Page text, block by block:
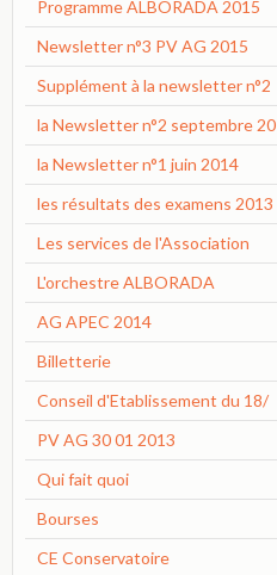
Programme ALBORADA 2015
Newsletter n°3 PV AG 2015
Supplément à la newsletter n°2
la Newsletter n°2 septembre 20
la Newsletter n°1 juin 2014
les résultats des examens 2013
Les services de l'Association
L'orchestre ALBORADA
AG APEC 2014
Billetterie
Conseil d'Etablissement du 18/
PV AG 30 01 2013
Qui fait quoi
Bourses
CE Conservatoire